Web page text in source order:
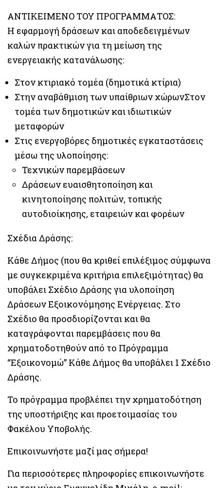
ΑΝΤΙΚΕΙΜΕΝΟ ΤΟΥ ΠΡΟΓΡΑΜΜΑΤΟΣ:
Η εφαρμογή δράσεων και αποδεδειγμένων
καλών πρακτικών για τη μείωση της
ενεργειακής κατανάλωσης:
Στον κτιριακό τομέα (δημοτικά κτίρια)
Στην αναβάθμιση των υπαίθριων χώρωνΣτον
τομέα των δημοτικών και ιδιωτικών
μεταφορών
Στις ενεργοβόρες δημοτικές εγκαταστάσεις
μέσω της υλοποίησης:
Τεχνικών παρεμβάσεων
Δράσεων ευαισθητοποίηση και
κινητοποίησης πολιτών, τοπικής
αυτοδιοίκησης, εταιρειών και φορέων
Σχέδια Δράσης:
Κάθε Δήμος (που θα κριθεί επιλέξιμος σύμφωνα
με συγκεκριμένα κριτήρια επιλεξιμότητας) θα
υποβάλει Σχέδιο Δράσης για υλοποίηση
Δράσεων Εξοικονόμησης Ενέργειας. Στο
Σχέδιο θα προσδιορίζονται και θα
καταγράφονται παρεμβάσεις που θα
χρηματοδοτηθούν από το Πρόγραμμα
“Εξοικονομώ” Κάθε Δήμος θα υποβάλει 1 Σχέδιο
Δράσης.
Το πρόγραμμα προβλέπει την χρηματοδότηση
της υποστήριξης και προετοιμασίας του
Φακέλου Υποβολής.
Επικοινωνήστε μαζί μας σήμερα!
Για περισσότερες πληροφορίες επικοινωνήστε